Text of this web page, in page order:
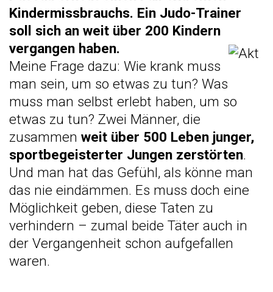
Kindermissbrauchs. Ein Judo-Trainer
soll sich an weit über 200 Kindern
vergangen haben.
Meine Frage dazu: Wie krank muss
man sein, um so etwas zu tun? Was
muss man selbst erlebt haben, um so
etwas zu tun? Zwei Männer, die
zusammen weit über 500 Leben junger,
sportbegeisterter Jungen zerstörten.
Und man hat das Gefühl, als könne man
das nie eindämmen. Es muss doch eine
Möglichkeit geben, diese Taten zu
verhindern – zumal beide Täter auch in
der Vergangenheit schon aufgefallen
waren.